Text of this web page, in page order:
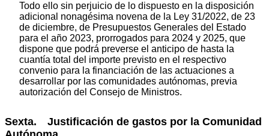
Todo ello sin perjuicio de lo dispuesto en la disposición
adicional nonagésima novena de la Ley 31/2022, de 23
de diciembre, de Presupuestos Generales del Estado
para el año 2023, prorrogados para 2024 y 2025, que
dispone que podrá preverse el anticipo de hasta la
cuantía total del importe previsto en el respectivo
convenio para la financiación de las actuaciones a
desarrollar por las comunidades autónomas, previa
autorización del Consejo de Ministros.
Sexta. Justificación de gastos por la Comunidad